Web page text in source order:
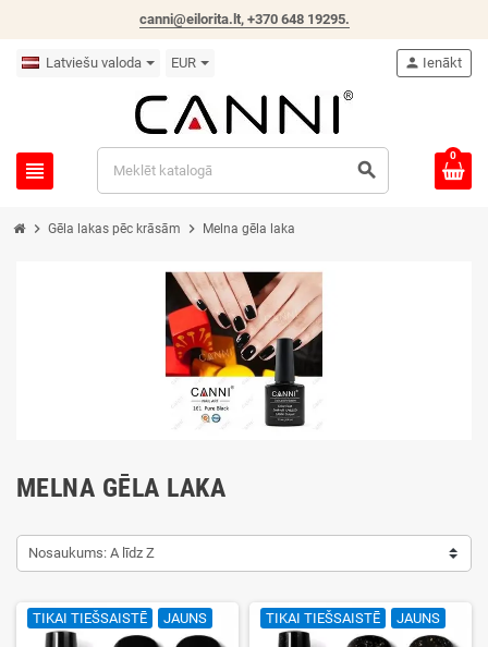
canni@eilorita.lt, +370 648 19295.
Latviešu valoda EUR
view_headline search
person Ienākt
0
chevron_right Gēla lakas pēc krāsām chevron_right Melna gēla laka
MELNA GĒLA LAKA
Nosaukums: A līdz Z
TIKAI TIEŠSAISTĒ JAUNS TIKAI TIEŠSAISTĒ JAUNS